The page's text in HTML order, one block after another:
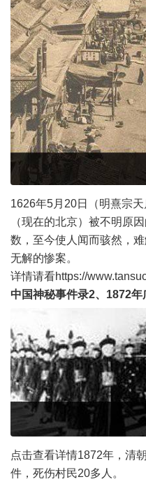
1626年5月20日（明熹宗
（现在的北京）被不明原
数，至今使人闻而骇然，
无解的惨案。
详情请看https://
中国神秘事件录2、1872
点击查看详情1872年，清
件，死伤村民20多人。